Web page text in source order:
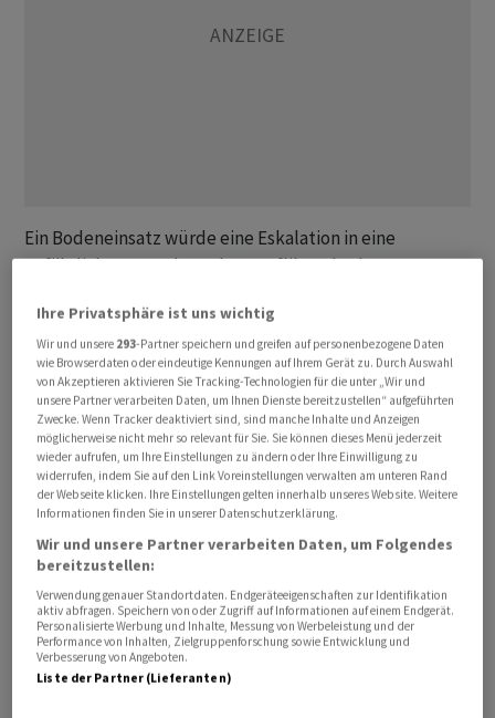
Ein Bodeneinsatz würde eine Eskalation in eine
gefährliche neue Phase des Konfliktes bedeuten,
Boden erheblich mehr Gefahren ausgesetzt als bisher,
wie etwa dem Beschuss durch iranische Drohnen und
Raketen, Gefechten und improvisierten Sprengsätzen.
Ob US-Präsident Donald Trump vorhat, die Pläne
abzusegnen, war unklar.
Nach Angaben der Quellen der «Washington Post», die
anonym über die hochsensiblen Militärpläne sprachen,
laufen die Vorbereitungen für eine mögliche Offensive
am Boden bereits seit Wochen.
US-Aussenminister Marco Rubio sagte zuletzt, die USA
könnten ihre Kriegsziele auch ohne Bodentruppen
erreichen. Kategorisch ausschliessen wollte Rubio den
Ihre Privatsphäre ist uns wichtig
Wir und unsere 293-Partner speichern und greifen auf personenbezogene Daten
wie Browserdaten oder eindeutige Kennungen auf Ihrem Gerät zu. Durch Auswahl
von Akzeptieren aktivieren Sie Tracking-Technologien für die unter „Wir und
unsere Partner verarbeiten Daten, um Ihnen Dienste bereitzustellen“ aufgeführten
Zwecke. Wenn Tracker deaktiviert sind, sind manche Inhalte und Anzeigen
möglicherweise nicht mehr so relevant für Sie. Sie können dieses Menü jederzeit
wieder aufrufen, um Ihre Einstellungen zu ändern oder Ihre Einwilligung zu
widerrufen, indem Sie auf den Link Voreinstellungen verwalten am unteren Rand
der Webseite klicken. Ihre Einstellungen gelten innerhalb unseres Website. Weitere
Informationen finden Sie in unserer Datenschutzerklärung.
Wir und unsere Partner verarbeiten Daten, um Folgendes
bereitzustellen:
Verwendung genauer Standortdaten. Endgeräteeigenschaften zur Identifikation
aktiv abfragen. Speichern von oder Zugriff auf Informationen auf einem Endgerät.
Personalisierte Werbung und Inhalte, Messung von Werbeleistung und der
Performance von Inhalten, Zielgruppenforschung sowie Entwicklung und
Verbesserung von Angeboten.
Liste der Partner (Lieferanten)